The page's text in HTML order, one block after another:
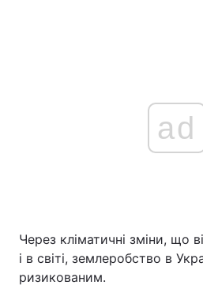
Економіка
Спорт
ad
Через кліматичні зміни, що
і в світі, землеробство в
ризикованим.